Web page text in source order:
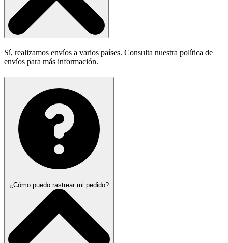
Sí, realizamos envíos a varios países. Consulta nuestra política de
envíos para más información.
¿Cómo puedo rastrear mi pedido?